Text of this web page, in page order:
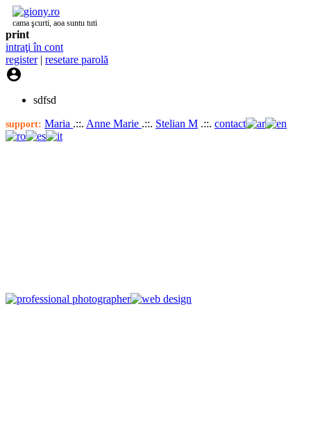
cama şcurti, aoa suntu tuti
print
intraţi în cont
register| resetare parolă

sdfsd
support: Maria .::. Anne Marie .::. Stelian M .::. contact